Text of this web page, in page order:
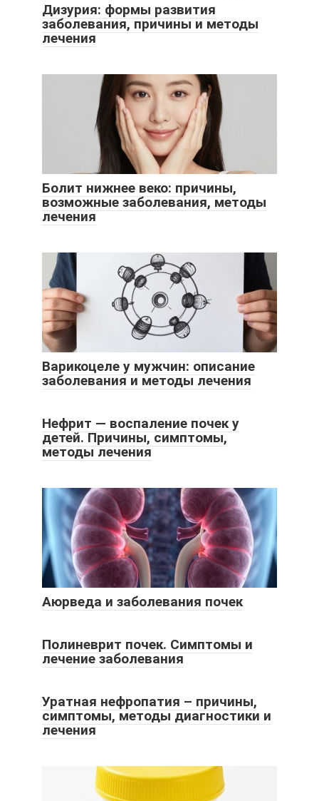
Дизурия: формы развития
заболевания, причины и методы
лечения
Болит нижнее веко: причины,
возможные заболевания, методы
лечения
Варикоцеле у мужчин: описание
заболевания и методы лечения
Нефрит — воспаление почек у
детей. Причины, симптомы,
методы лечения
Аюрведа и заболевания почек
Полиневрит почек. Симптомы и
лечение заболевания
Уратная нефропатия – причины,
симптомы, методы диагностики и
лечения